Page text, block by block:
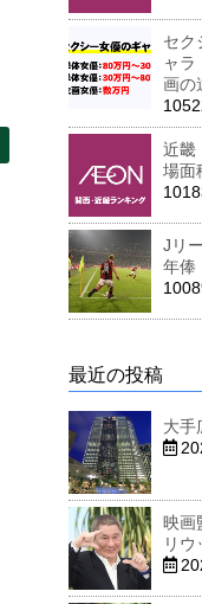
セク
ャラ
画の
近畿
場面
Jリ
年俸
最近の投稿
大手
映画
リ